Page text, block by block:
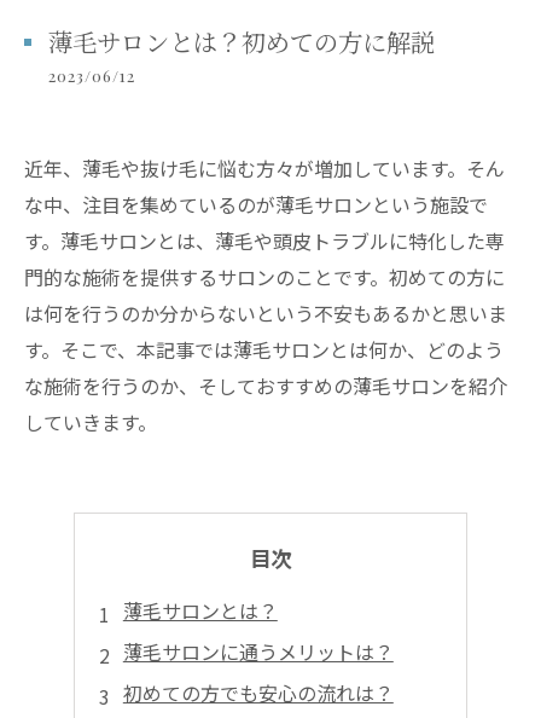
薄毛サロンとは？初めての方に解説
2023/06/12
近年、薄毛や抜け毛に悩む方々が増加しています。そん
な中、注目を集めているのが薄毛サロンという施設で
す。薄毛サロンとは、薄毛や頭皮トラブルに特化した専
門的な施術を提供するサロンのことです。初めての方に
は何を行うのか分からないという不安もあるかと思いま
す。そこで、本記事では薄毛サロンとは何か、どのよう
な施術を行うのか、そしておすすめの薄毛サロンを紹介
していきます。
目次
薄毛サロンとは？
薄毛サロンに通うメリットは？
初めての方でも安心の流れは？